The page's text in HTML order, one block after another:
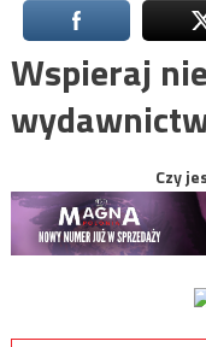
Wspieraj
Czy